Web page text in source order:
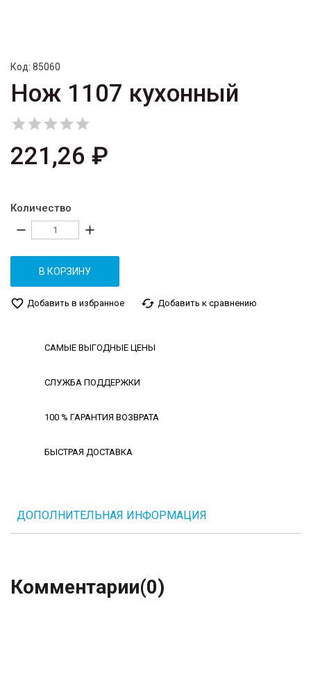
Код: 85060
Нож 1107 кухонный

221,26 ₽
Количество
remove add
В КОРЗИНУ
favorite_border Добавить в избранное cached Добавить к сравнению
САМЫЕ ВЫГОДНЫЕ ЦЕНЫ
СЛУЖБА ПОДДЕРЖКИ
100 % ГАРАНТИЯ ВОЗВРАТА
БЫСТРАЯ ДОСТАВКА
ДОПОЛНИТЕЛЬНАЯ ИНФОРМАЦИЯ
Комментарии(0)